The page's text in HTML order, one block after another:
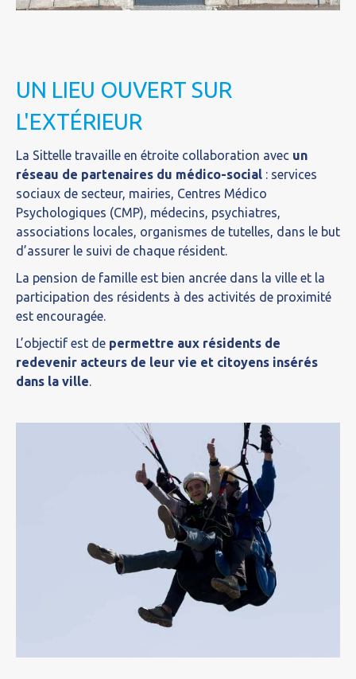
UN LIEU OUVERT SUR
L'EXTÉRIEUR
La Sittelle travaille en étroite collaboration avec un
réseau de partenaires du médico-social : services
sociaux de secteur, mairies, Centres Médico
Psychologiques (CMP), médecins, psychiatres,
associations locales, organismes de tutelles, dans le but
d’assurer le suivi de chaque résident.
La pension de famille est bien ancrée dans la ville et la
participation des résidents à des activités de proximité
est encouragée.
L’objectif est de permettre aux résidents de
redevenir acteurs de leur vie et citoyens insérés
dans la ville.